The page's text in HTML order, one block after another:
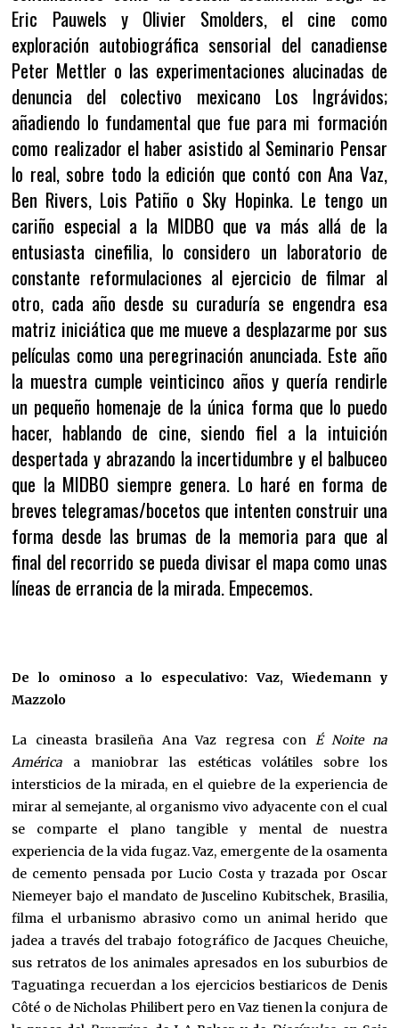
Eric Pauwels y Olivier Smolders, el cine como
exploración autobiográfica sensorial del canadiense
Peter Mettler o las experimentaciones alucinadas de
denuncia del colectivo mexicano Los Ingrávidos;
añadiendo lo fundamental que fue para mi formación
como realizador el haber asistido al Seminario Pensar
lo real, sobre todo la edición que contó con Ana Vaz,
Ben Rivers, Lois Patiño o Sky Hopinka. Le tengo un
cariño especial a la MIDBO que va más allá de la
entusiasta cinefilia, lo considero un laboratorio de
constante reformulaciones al ejercicio de filmar al
otro, cada año desde su curaduría se engendra esa
matriz iniciática que me mueve a desplazarme por sus
películas como una peregrinación anunciada. Este año
la muestra cumple veinticinco años y quería rendirle
un pequeño homenaje de la única forma que lo puedo
hacer, hablando de cine, siendo fiel a la intuición
despertada y abrazando la incertidumbre y el balbuceo
que la MIDBO siempre genera. Lo haré en forma de
breves telegramas/bocetos que intenten construir una
forma desde las brumas de la memoria para que al
final del recorrido se pueda divisar el mapa como unas
líneas de errancia de la mirada. Empecemos.
De lo ominoso a lo especulativo: Vaz, Wiedemann y
Mazzolo
La cineasta brasileña Ana Vaz regresa con É Noite na
América a maniobrar las estéticas volátiles sobre los
intersticios de la mirada, en el quiebre de la experiencia de
mirar al semejante, al organismo vivo adyacente con el cual
se comparte el plano tangible y mental de nuestra
experiencia de la vida fugaz. Vaz, emergente de la osamenta
de cemento pensada por Lucio Costa y trazada por Oscar
Niemeyer bajo el mandato de Juscelino Kubitschek, Brasilia,
filma el urbanismo abrasivo como un animal herido que
jadea a través del trabajo fotográfico de Jacques Cheuiche,
sus retratos de los animales apresados en los suburbios de
Taguatinga recuerdan a los ejercicios bestiaricos de Denis
Côté o de Nicholas Philibert pero en Vaz tienen la conjura de